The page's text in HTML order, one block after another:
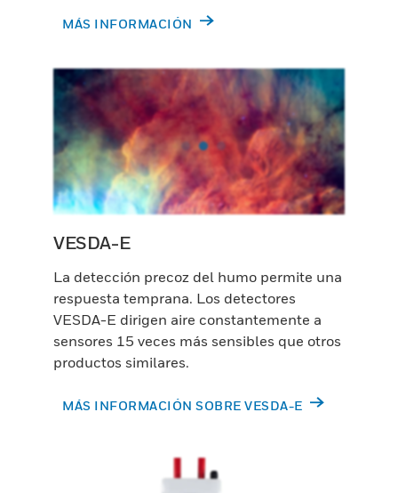
MÁS INFORMACIÓN
VESDA-E
La detección precoz del humo permite una
respuesta temprana. Los detectores
VESDA-E dirigen aire constantemente a
sensores 15 veces más sensibles que otros
productos similares.
MÁS INFORMACIÓN SOBRE VESDA-E